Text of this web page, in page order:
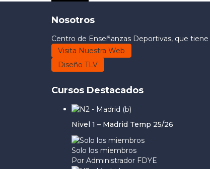
Nosotros
Centro de Enseñanzas Deportivas, que
Visita Nuestra Web
Diseño TLV
Cursos Destacados
Nivel 1 – Madrid Temp 25/26
Solo los miembros
Por Administrador FDYE